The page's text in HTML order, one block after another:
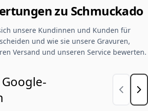
zu Schmuckado
unsere Kundinnen und Kunden für
und wie sie unsere Gravuren,
Versand und unseren Service bewerten.